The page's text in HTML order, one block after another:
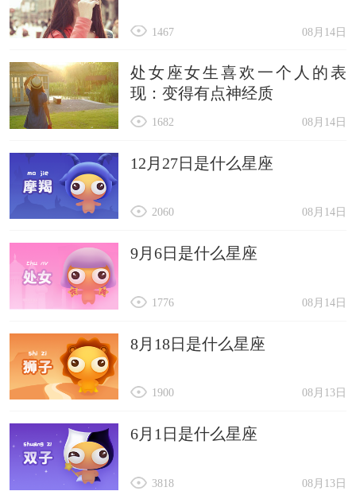
08月14日
1467
处女座女生喜欢一个人的表
现：变得有点神经质
08月14日
1682
12月27日是什么星座
08月14日
2060
9月6日是什么星座
08月14日
1776
8月18日是什么星座
08月13日
1900
6月1日是什么星座
08月13日
3818